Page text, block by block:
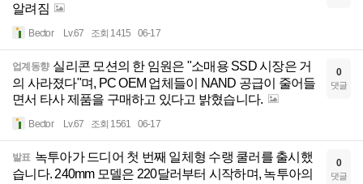
알려짐
Bector Lv.67 조회 1415 06-17
업계동향 실리콘 모션의 한 임원은 "소매용 SSD 시장은 거
의 사라졌다"며, PC OEM 업체들이 NAND 공급이 줄어들
면서 타사 제품을 구매하고 있다고 밝혔습니다.
Bector Lv.67 조회 1561 06-17
0
댓글
발표 녹투아가 드디어 첫 번째 일체형 수랭 쿨러를 출시했
습니다. 240mm 모델은 220달러부터 시작하며, 녹투아의
0
댓글